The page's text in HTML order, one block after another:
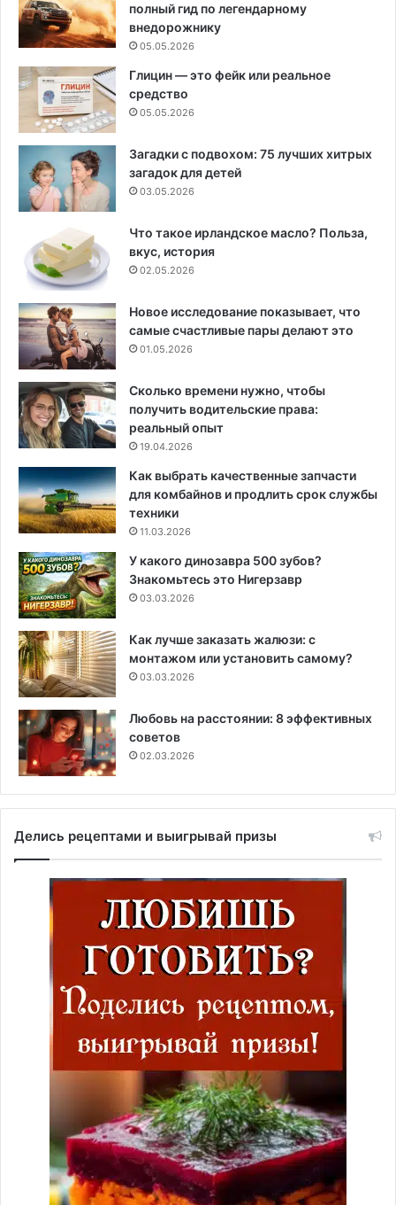
полный гид по легендарному
внедорожнику
05.05.2026
Глицин — это фейк или реальное
средство
05.05.2026
Загадки с подвохом: 75 лучших хитрых
загадок для детей
03.05.2026
Что такое ирландское масло? Польза,
вкус, история
02.05.2026
Новое исследование показывает, что
самые счастливые пары делают это
01.05.2026
Сколько времени нужно, чтобы
получить водительские права:
реальный опыт
19.04.2026
Как выбрать качественные запчасти
для комбайнов и продлить срок службы
техники
11.03.2026
У какого динозавра 500 зубов?
Знакомьтесь это Нигерзавр
03.03.2026
Как лучше заказать жалюзи: с
монтажом или установить самому?
03.03.2026
Любовь на расстоянии: 8 эффективных
советов
02.03.2026
Делись рецептами и выигрывай призы